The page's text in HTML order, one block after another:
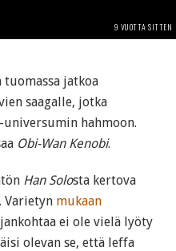
9 VUOTTA SITTEN
tuomassa jatkoa
saagalle, jotka
universumin hahmoon.
Obi-Wan Kenobi.
Han Solosta kertova
Varietyn mukaan
ei ole vielä lyöty
olevan se, että leffa